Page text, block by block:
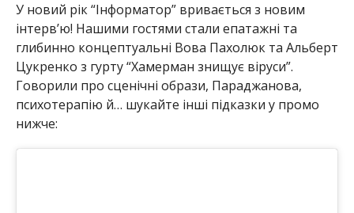
У новий рік “Інформатор” вривається з новим
інтерв’ю! Нашими гостями стали епатажні та
глибинно концептуальні Вова Пахолюк та Альберт
Цукренко з гурту “Хамерман знищує віруси”.
Говорили про сценічні образи, Параджанова,
психотерапію й… шукайте інші підказки у промо
нижче: